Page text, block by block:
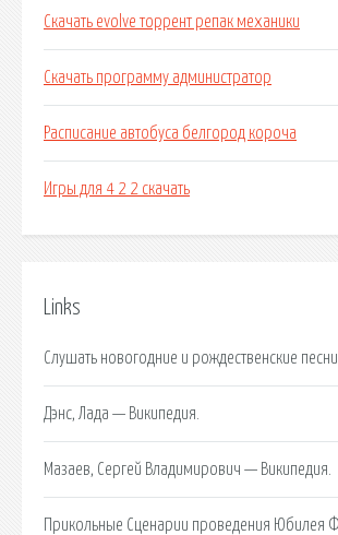
Скачать evolve торрент репак механики
Скачать программу администратор
Расписание автобуса белгород короча
Игры для 4 2 2 скачать
Links
Слушать новогодние и рождественские песни.
Дэнс, Лада — Википедия.
Мазаев, Сергей Владимирович — Википедия.
Прикольные Сценарии проведения Юбилея